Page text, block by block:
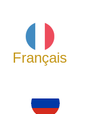
Français